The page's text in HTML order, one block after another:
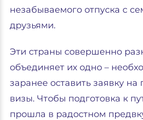
незабываемого отпуска с
друзьями.
Эти страны совершенно
объединяет их одно –
заранее оставить заявку на
визы. Чтобы подготовка к
прошла в радостном